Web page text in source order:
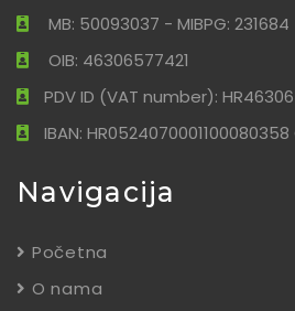
MB: 50093037 - MIBPG: 231684
OIB: 46306577421
PDV ID (VAT number):
IBAN:
Navigacija
Početna
O nama